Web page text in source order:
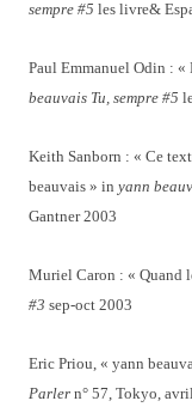
sempre #5 les livre&
Paul Emmanuel Odin :
beauvais Tu, sempre #5
Keith Sanborn : « Ce
beauvais » in yann
Gantner 2003
Muriel Caron : « Quand
#3 sep-oct 2003
Eric Priou, « yann
Parler n° 57, Tokyo,